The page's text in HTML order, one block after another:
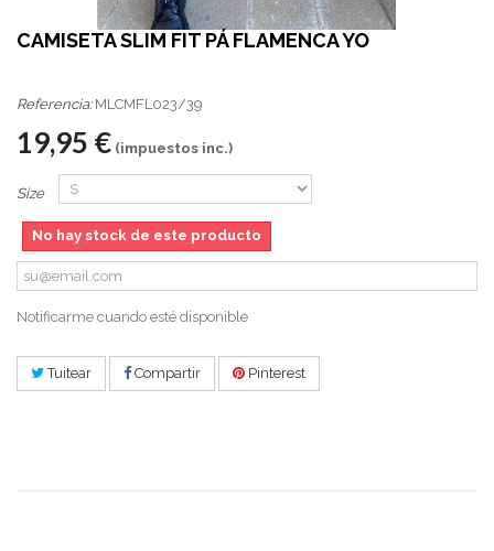
CAMISETA SLIM FIT PÁ FLAMENCA YO
Referencia: MLCMFL023/39
19,95 € (impuestos inc.)
Size
No hay stock de este producto
Notificarme cuando esté disponible
Tuitear Compartir Pinterest